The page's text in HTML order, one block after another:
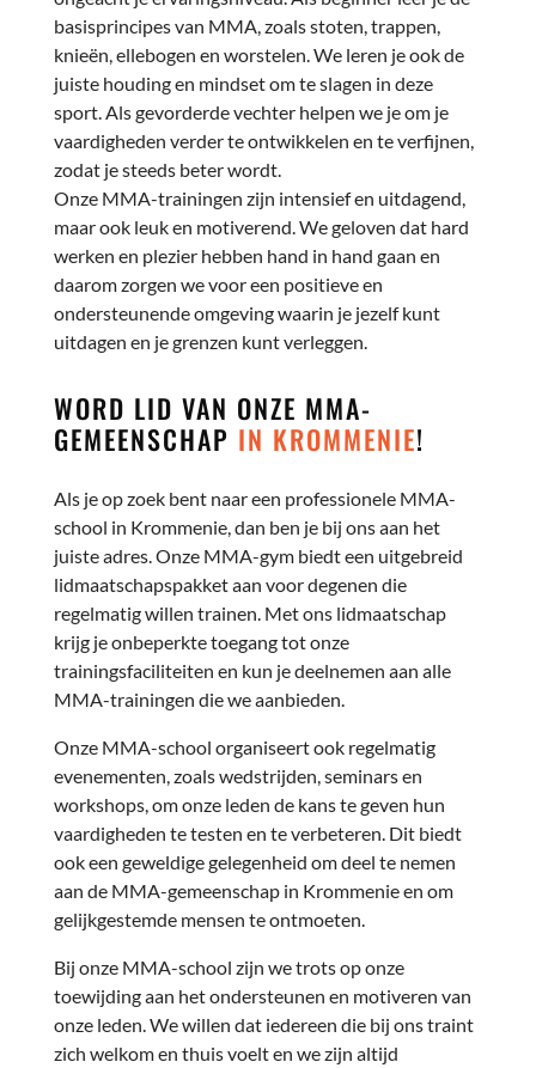
basisprincipes van MMA, zoals stoten, trappen,
knieën, ellebogen en worstelen. We leren je ook de
juiste houding en mindset om te slagen in deze
sport. Als gevorderde vechter helpen we je om je
vaardigheden verder te ontwikkelen en te verfijnen,
zodat je steeds beter wordt.
Onze MMA-trainingen zijn intensief en uitdagend,
maar ook leuk en motiverend. We geloven dat hard
werken en plezier hebben hand in hand gaan en
daarom zorgen we voor een positieve en
ondersteunende omgeving waarin je jezelf kunt
uitdagen en je grenzen kunt verleggen.
WORD LID VAN ONZE MMA-
GEMEENSCHAP IN KROMMENIE!
Als je op zoek bent naar een professionele MMA-
school in Krommenie, dan ben je bij ons aan het
juiste adres. Onze MMA-gym biedt een uitgebreid
lidmaatschapspakket aan voor degenen die
regelmatig willen trainen. Met ons lidmaatschap
krijg je onbeperkte toegang tot onze
trainingsfaciliteiten en kun je deelnemen aan alle
MMA-trainingen die we aanbieden.
Onze MMA-school organiseert ook regelmatig
evenementen, zoals wedstrijden, seminars en
workshops, om onze leden de kans te geven hun
vaardigheden te testen en te verbeteren. Dit biedt
ook een geweldige gelegenheid om deel te nemen
aan de MMA-gemeenschap in Krommenie en om
gelijkgestemde mensen te ontmoeten.
Bij onze MMA-school zijn we trots op onze
toewijding aan het ondersteunen en motiveren van
onze leden. We willen dat iedereen die bij ons traint
zich welkom en thuis voelt en we zijn altijd